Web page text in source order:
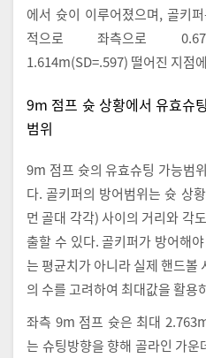
에서 슛이 이루어졌으며, 골키
적으로 좌측으로
1.614m(SD=.597) 떨어진 지점
9m 점프 슛 상황에서 유효슈
범위
9m 점프 슛의 유효슈팅 가능범
다. 골키퍼의 방어범위는 슛 상
먼 골대 각각) 사이의 거리와 각
출할 수 있다. 골키퍼가 방어해
는 평균치가 아니라 실제 핸드볼
의 수를 고려하여 최대값을 활용
좌측 9m 점프 슛은 최대
는 슈팅방향을 향해 골라인 가